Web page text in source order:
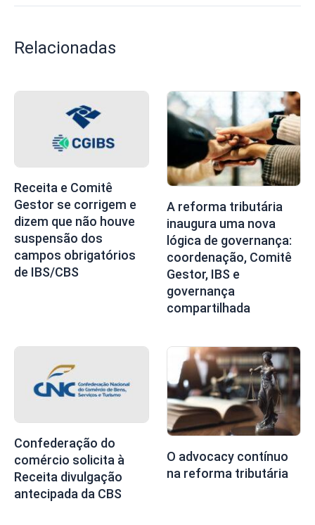
Relacionadas
Receita e Comitê
Gestor se corrigem e
dizem que não houve
suspensão dos
campos obrigatórios
de IBS/CBS
A reforma tributária
inaugura uma nova
lógica de governança:
coordenação, Comitê
Gestor, IBS e
governança
compartilhada
Confederação do
comércio solicita à
Receita divulgação
antecipada da CBS
O advocacy contínuo
na reforma tributária